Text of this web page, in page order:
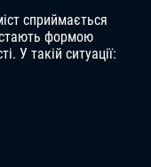
сприймається
стають формою
У такій ситуації: